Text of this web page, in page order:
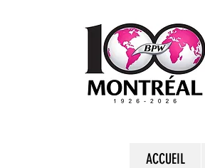
ACCUEIL